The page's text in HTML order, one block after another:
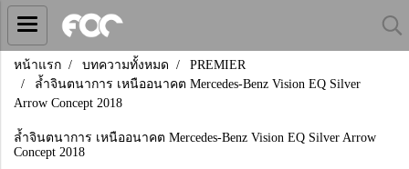
หน้าแรก บทความทั้งหมด
PREMIER
ล้ำจินตนาการ เหนืออนาคต Mercedes-Benz Vision EQ Silver
Arrow Concept 2018
ล้ำจินตนาการ เหนืออนาคต Mercedes-Benz Vision EQ Silver Arrow
Concept 2018